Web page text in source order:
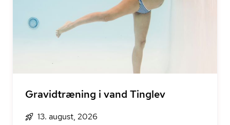
Gravidtræning i vand Tinglev
13. august, 2026